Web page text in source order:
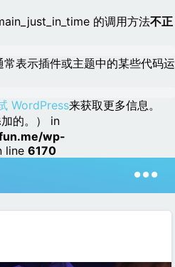
的调用方法不正
表示插件或主题中的某些代码运
WordPress来获取更多信息。
加的。） in
wp-
line 6170